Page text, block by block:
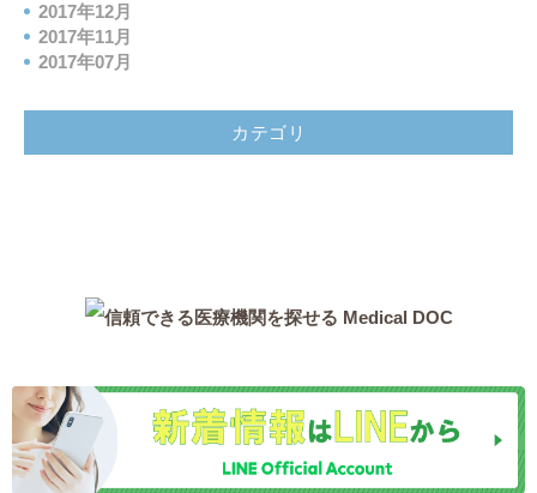
2017年12月
2017年11月
2017年07月
カテゴリ